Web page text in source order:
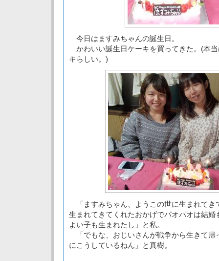
今日はますみちゃんの誕生日。
かわいい誕生日ケーキを買ってきた。(本
キらしい。)
「ますみちゃん、ようこの世に生まれてき
生まれてきてくれたおかげでパオパオは結婚
よい子も生まれたし」と私。
「でもな、おじいさんが戦争から生きて帰
にこうしているねん」と真樹。